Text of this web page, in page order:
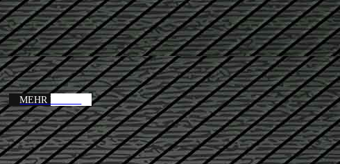
MEHR LESEN